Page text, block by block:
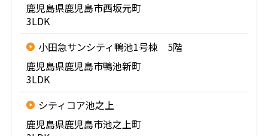
鹿児島県鹿児島市西坂元町
3LDK
小田急サンシティ鴨池1号棟 5階
鹿児島県鹿児島市鴨池新町
3LDK
シティコア池之上
鹿児島県鹿児島市池之上町